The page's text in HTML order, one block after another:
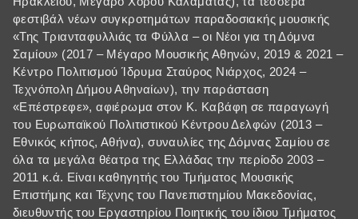
φεστιβάλ νέων συγκροτημάτων παραδοσιακής μουσικής
«Της Τριανταφυλλιάς τα Φύλλα – οι Νέοι για τη Δόμνα
Σαμίου» (2017 – Μέγαρο Μουσικής Αθηνών, 2019 & 2021 –
Κέντρο Πολιτισμού Ίδρυμα Σταύρος Νιάρχος, 2024 –
Τεχνόπολη Δήμου Αθηναίων), την παράσταση
«Επέστρεφε», αφιέρωμα στον Κ. Καβάφη σε παραγωγή
του Ευρωπαϊκού Πολιτιστικού Κέντρου Δελφών (2013 –
Εθνικός κήπος, Αθήνα), συναυλίες της Δόμνας Σαμίου σε
όλα τα μεγάλα θέατρα της Ελλάδας την περίοδο 2003 –
2011 κ.ά. Είναι καθηγητής του Τμήματος Μουσικής
Επιστήμης και Τέχνης του Πανεπιστημίου Μακεδονίας,
διευθυντής του Εργαστηρίου Ποιητικής του ίδιου Τμήματος